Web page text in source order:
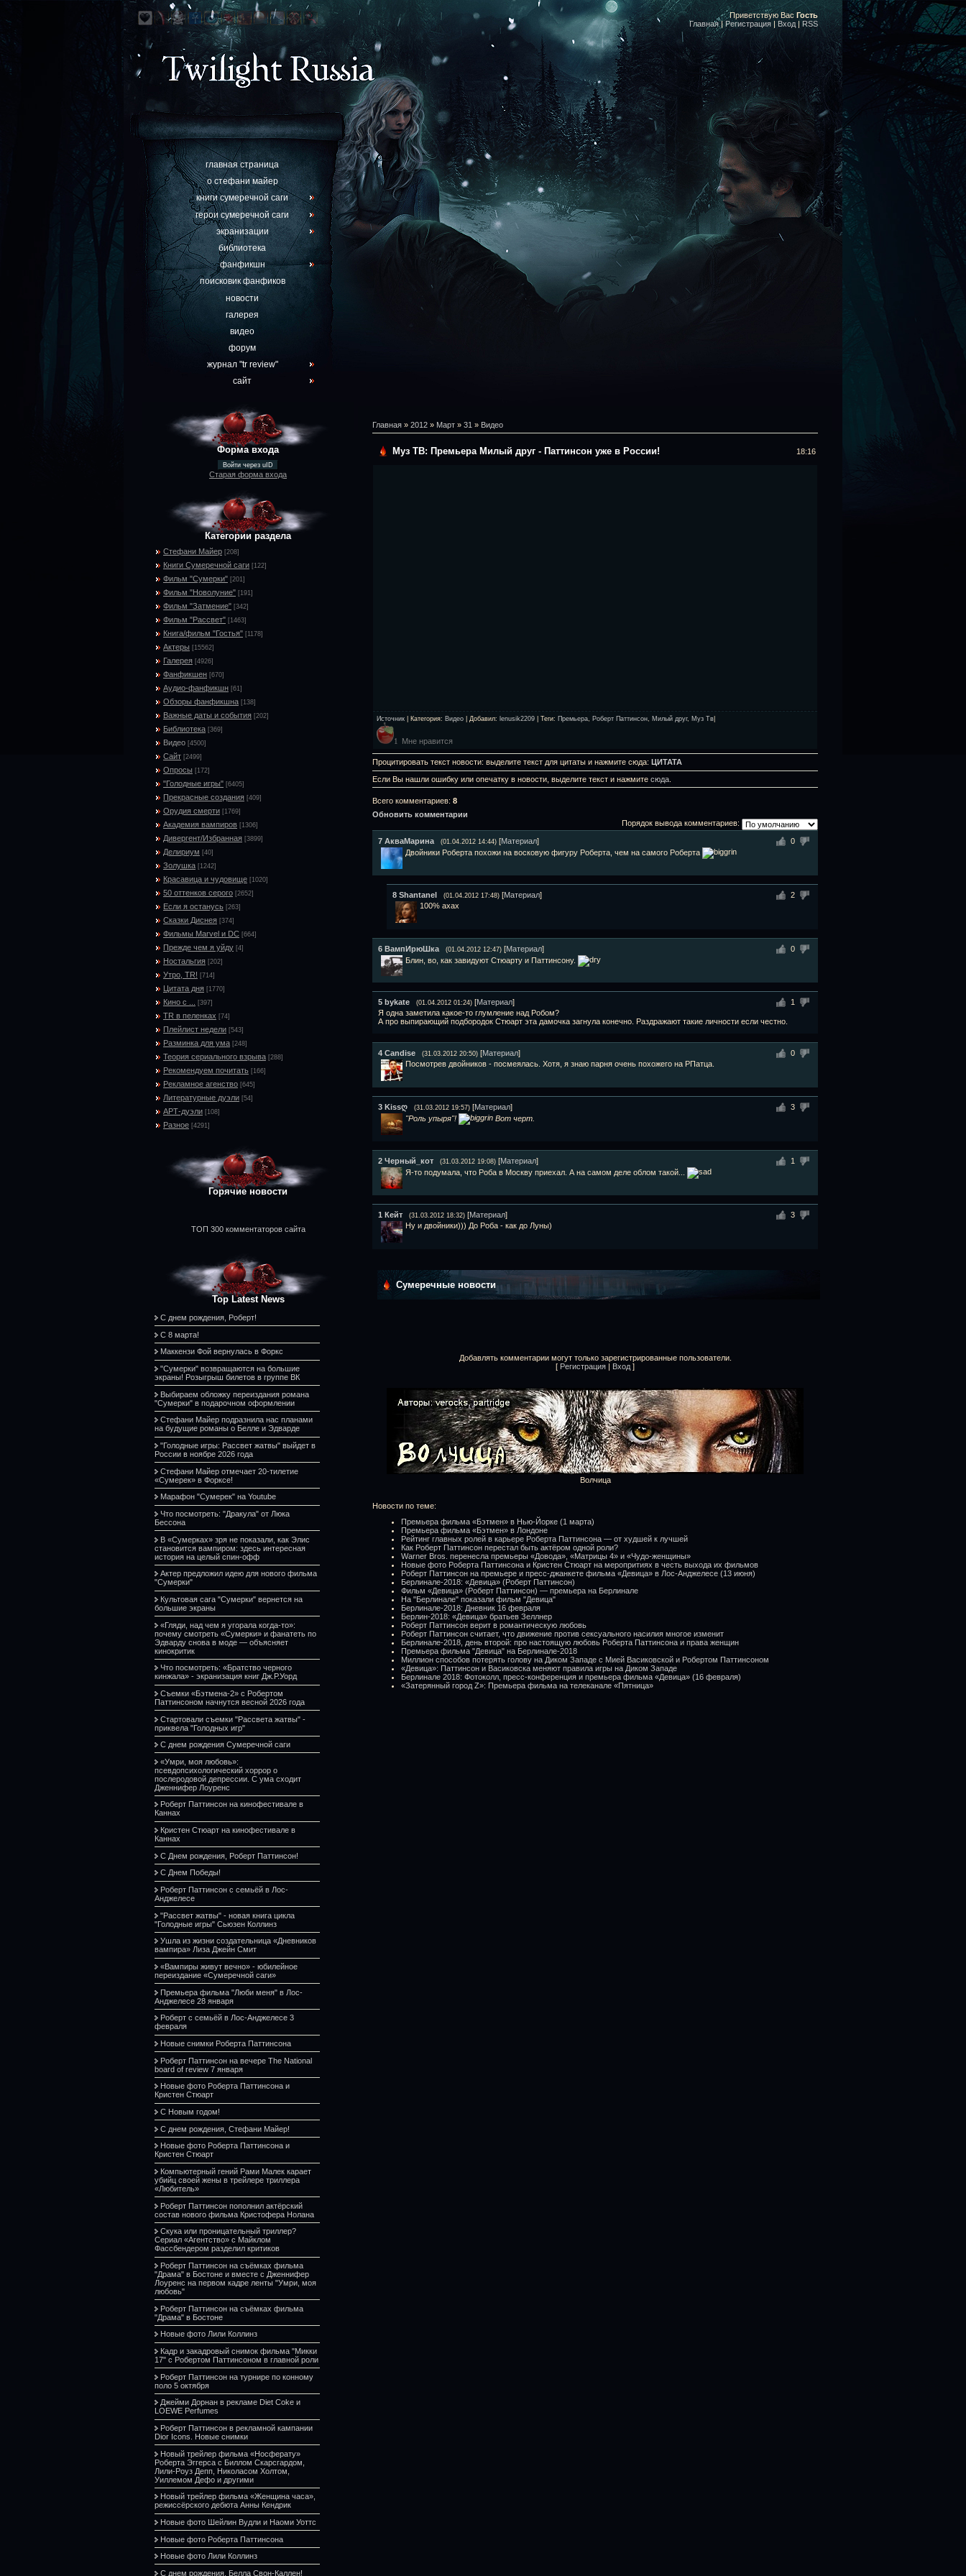
Приветствую Вас Гость
Главная|Регистрация | Вход | RSS
главная страница
о стефани майер
книги сумеречной саги
герои сумеречной саги
экранизации
библиотека
фанфикшн
поисковик фанфиков
новости
галерея
видео
форум
журнал "tr review"
сайт
Форма входа
Войти через uID
Старая форма входа
Категории раздела
Стефани Майер [208]
Книги Сумеречной саги [122]
Фильм "Сумерки" [201]
Фильм "Новолуние" [191]
Фильм "Затмение" [342]
Фильм "Рассвет" [1463]
Книга/фильм "Гостья" [1178]
Актеры [15562]
Галерея [4926]
Фанфикшен [670]
Аудио-фанфикшн [61]
Обзоры фанфикшна [138]
Важные даты и события [202]
Библиотека [369]
Видео [4500]
Сайт [2499]
Опросы [172]
"Голодные игры" [6405]
Прекрасные создания [409]
Орудия смерти [1769]
Академия вампиров [1306]
Дивергент/Избранная [3899]
Делириум [40]
Золушка [1242]
Красавица и чудовище [1020]
50 оттенков серого [2652]
Если я останусь [263]
Сказки Диснея [374]
Фильмы Marvel и DC [664]
Прежде чем я уйду [4]
Ностальгия [202]
Утро, TR! [714]
Цитата дня [1770]
Кино с ... [397]
TR в пеленках [74]
Плейлист недели [543]
Разминка для ума [248]
Теория сериального взрыва [288]
Рекомендуем почитать [166]
Рекламное агенство [645]
Литературные дуэли [54]
АРТ-дуэли [108]
Разное [4291]
Горячие новости
ТОП 300 комментаторов сайта
Top Latest News
С днем рождения, Роберт!
С 8 марта!
Маккензи Фой вернулась в Форкс
"Сумерки" возвращаются на большие
экраны! Розыгрыш билетов в группе ВК
Выбираем обложку переиздания романа
"Сумерки" в подарочном оформлении
Стефани Майер подразнила нас планами
на будущие романы о Белле и Эдварде
"Голодные игры: Рассвет жатвы" выйдет в
России в ноябре 2026 года
Стефани Майер отмечает 20-тилетие
«Сумерек» в Форксе!
Марафон "Сумерек" на Youtube
Что посмотреть: "Дракула" от Люка
Бессона
В «Сумерках» зря не показали, как Элис
становится вампиром: здесь интересная
история на целый спин-офф
Актер предложил идею для нового фильма
"Сумерки"
Культовая сага "Сумерки" вернется на
большие экраны
«Гляди, над чем я угорала когда-то»:
почему смотреть «Сумерки» и фанатеть по
Эдварду снова в моде — объясняет
кинокритик
Что посмотреть: «Братство черного
кинжала» - экранизация книг Дж.Р.Уорд
Съемки «Бэтмена-2» с Робертом
Паттинсоном начнутся весной 2026 года
Стартовали съемки "Рассвета жатвы" -
приквела "Голодных игр"
С днем рождения Сумеречной саги
«Умри, моя любовь»:
псевдопсихологический хоррор о
послеродовой депрессии. С ума сходит
Дженнифер Лоуренс
Роберт Паттинсон на кинофестивале в
Каннах
Кристен Стюарт на кинофестивале в
Каннах
С Днем рождения, Роберт Паттинсон!
С Днем Победы!
Роберт Паттинсон с семьёй в Лос-
Анджелесе
"Рассвет жатвы" - новая книга цикла
"Голодные игры" Сьюзен Коллинз
Ушла из жизни создательница «Дневников
вампира» Лиза Джейн Смит
«Вампиры живут вечно» - юбилейное
переиздание «Сумеречной саги»
Премьера фильма "Люби меня" в Лос-
Анджелесе 28 января
Роберт с семьёй в Лос-Анджелесе 3
февраля
Новые снимки Роберта Паттинсона
Роберт Паттинсон на вечере The National
board of review 7 января
Новые фото Роберта Паттинсона и
Кристен Стюарт
С Новым годом!
С днем рождения, Стефани Майер!
Новые фото Роберта Паттинсона и
Кристен Стюарт
Компьютерный гений Рами Малек карает
убийц своей жены в трейлере триллера
«Любитель»
Роберт Паттинсон пополнил актёрский
состав нового фильма Кристофера Нолана
Скука или проницательный триллер?
Сериал «Агентство» с Майклом
Фассбендером разделил критиков
Роберт Паттинсон на съёмках фильма
"Драма" в Бостоне и вместе с Дженнифер
Лоуренс на первом кадре ленты "Умри, моя
любовь"
Роберт Паттинсон на съёмках фильма
"Драма" в Бостоне
Новые фото Лили Коллинз
Кадр и закадровый снимок фильма "Микки
17" с Робертом Паттинсоном в главной роли
Роберт Паттинсон на турнире по конному
поло 5 октября
Джейми Дорнан в рекламе Diet Coke и
LOEWE Perfumes
Роберт Паттинсон в рекламной кампании
Dior Icons. Новые снимки
Новый трейлер фильма «Носферату»
Роберта Эггерса с Биллом Скарсгардом,
Лили-Роуз Депп, Николасом Холтом,
Уиллемом Дефо и другими
Новый трейлер фильма «Женщина часа»,
режиссёрского дебюта Анны Кендрик
Новые фото Шейлин Вудли и Наоми Уоттс
Новые фото Роберта Паттинсона
Новые фото Лили Коллинз
С днем рождения, Белла Свон-Каллен!
Главная » 2012 » Март » 31 » Видео
Муз ТВ: Премьера Милый друг - Паттинсон уже в России! 18:16
Источник Категория: Видео Добавил: lenusik2209 Теги: Премьера Роберт Паттинсон Милый друг, Муз Тв
1 Мне нравится
Процитировать текст новости: выделите текст для цитаты и нажмите сюда: ЦИТАТА
Если Вы нашли ошибку или опечатку в новости, выделите текст и нажмите сюда
Всего комментариев: 8
Обновить комментарии
Порядок вывода комментариев:
0
7 АкваМарина (01.04.2012 14:44) [Материал]
Двойники Роберта похожи на восковую фигуру Роберта, чем на самого Роберта
2
8 Shantanel (01.04.2012 17:48) [Материал]
100% ахах
0
6 ВампИpюШка (01.04.2012 12:47) [Материал]
Блин, во, как завидуют Стюарту и Паттинсону.
1
5 bykate (01.04.2012 01:24) [Материал]
Я одна заметила какое-то глумление над Робом?
А про выпирающий подбородок Стюарт эта дамочка загнула конечно. Раздражают такие личности если честно.
0
4 Candise (31.03.2012 20:50) [Материал]
Посмотрев двойников - посмеялась. Хотя, я знаю парня очень похожего на РПатца.
3
3 Kissღ (31.03.2012 19:57) [Материал]
"Роль упыря"!
Вот черт.
1
2 Черный_кот (31.03.2012 19:08) [Материал]
Я-то подумала, что Роба в Москву приехал. А на самом деле облом такой...
3
1 Кейт (31.03.2012 18:32) [Материал]
Ну и двойники))) До Роба - как до Луны)
Сумеречные новости
Добавлять комментарии могут только зарегистрированные пользователи.
[ Регистрация | Вход ]
Волчица
Новости по теме:
Премьера фильма «Бэтмен» в Нью-Йорке (1 марта)
Премьера фильма «Бэтмен» в Лондоне
Рейтинг главных ролей в карьере Роберта Паттинсона — от худшей к лучшей
Как Роберт Паттинсон перестал быть актёром одной роли?
Warner Bros. перенесла премьеры «Довода», «Матрицы 4» и «Чудо-женщины»
Новые фото Роберта Паттинсона и Кристен Стюарт на меропритиях в честь выхода их фильмов
Роберт Паттинсон на премьере и пресс-джанкете фильма «Девица» в Лос-Анджелесе (13 июня)
Берлинале-2018: «Девица» (Роберт Паттинсон)
Фильм «Девица» (Роберт Паттинсон) — премьера на Берлинале
На "Берлинале" показали фильм "Девица"
Берлинале-2018: Дневник 16 февраля
Берлин-2018: «Девица» братьев Зеллнер
Роберт Паттинсон верит в романтическую любовь
Роберт Паттинсон считает, что движение против сексуального насилия многое изменит
Берлинале-2018, день второй: про настоящую любовь Роберта Паттинсона и права женщин
Премьера фильма "Девица" на Берлинале-2018
Миллион способов потерять голову на Диком Западе с Мией Васиковской и Робертом Паттинсоном
«Девица»: Паттинсон и Васиковска меняют правила игры на Диком Западе
Берлинале 2018: Фотоколл, пресс-конференция и премьера фильма «Девица» (16 февраля)
«Затерянный город Z»: Премьера фильма на телеканале «Пятница»